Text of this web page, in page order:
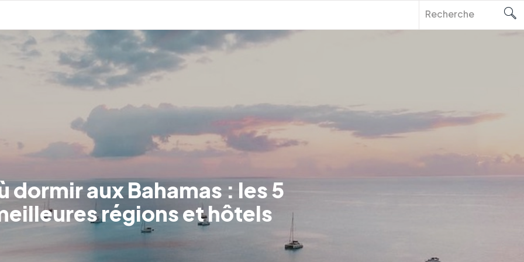
dormir aux Bahamas : les 5
régions et hôtels